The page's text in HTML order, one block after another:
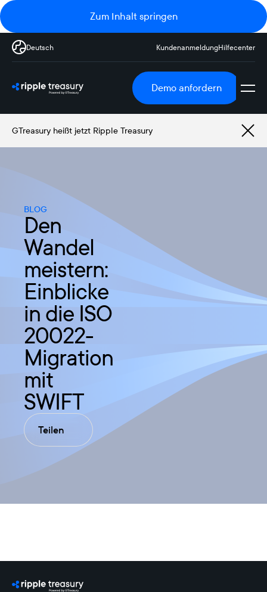
Zum Inhalt springen
Deutsch KundenanmeldungHilfecenter
Demo anfordern
GTreasury heißt jetzt Ripple Treasury
BLOG
Den
Wandel
meistern:
Einblicke
in die ISO
20022-
Migration
mit
SWIFT
Teilen